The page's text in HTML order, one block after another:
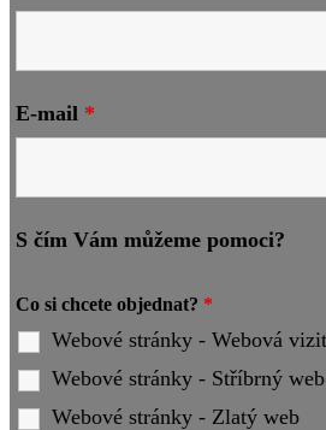
E-mail *
S čím Vám můžeme pomoci?
Co si chcete objednat? *
Webové stránky - Webová
Webové stránky - Stříbrný web
Webové stránky - Zlatý web